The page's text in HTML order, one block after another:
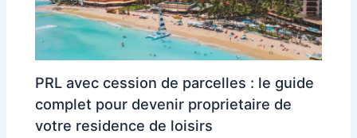
PRL avec cession de parcelles : le guide
complet pour devenir proprietaire de
votre residence de loisirs